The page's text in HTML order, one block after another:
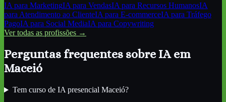
IA para MarketingIA para VendasIA para Recursos HumanosIA
para Atendimento ao ClienteIA para E-commerceIA para Tráfego
PagoIA para Social MediaIA para Copywriting
Ver todas as profissões →
Perguntas frequentes sobre IAem
Maceió
Tem curso de IA presencial Maceió?